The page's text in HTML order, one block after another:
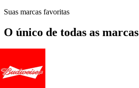
Suas marcas favoritas
O único de todas as marcas